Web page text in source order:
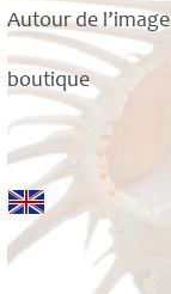
Autour de l’image
boutique